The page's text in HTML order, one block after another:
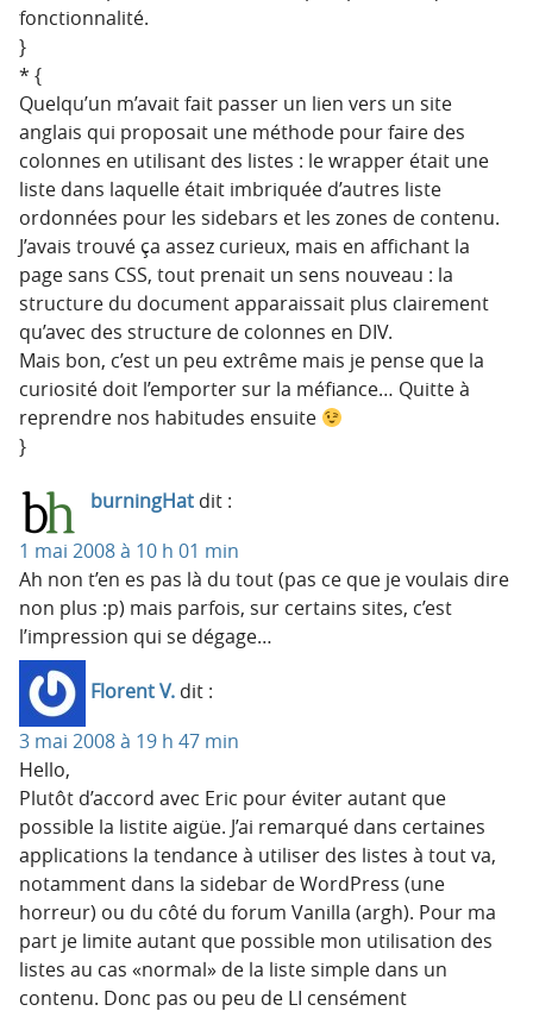
fonctionnalité.
}
* {
Quelqu’un m’avait fait passer un lien vers un site
anglais qui proposait une méthode pour faire des
colonnes en utilisant des listes : le wrapper était une
liste dans laquelle était imbriquée d’autres liste
ordonnées pour les sidebars et les zones de contenu.
J’avais trouvé ça assez curieux, mais en affichant la
page sans CSS, tout prenait un sens nouveau : la
structure du document apparaissait plus clairement
qu’avec des structure de colonnes en DIV.
Mais bon, c’est un peu extrême mais je pense que la
curiosité doit l’emporter sur la méfiance… Quitte à
reprendre nos habitudes ensuite
}
burningHat dit :
1 mai 2008 à 10 h 01 min
Ah non t’en es pas là du tout (pas ce que je voulais dire
non plus :p) mais parfois, sur certains sites, c’est
l’impression qui se dégage…
Florent V. dit :
3 mai 2008 à 19 h 47 min
Hello,
Plutôt d’accord avec Eric pour éviter autant que
possible la listite aigüe. J’ai remarqué dans certaines
applications la tendance à utiliser des listes à tout va,
notamment dans la sidebar de WordPress (une
horreur) ou du côté du forum Vanilla (argh). Pour ma
part je limite autant que possible mon utilisation des
listes au cas «normal» de la liste simple dans un
contenu. Donc pas ou peu de LI censément